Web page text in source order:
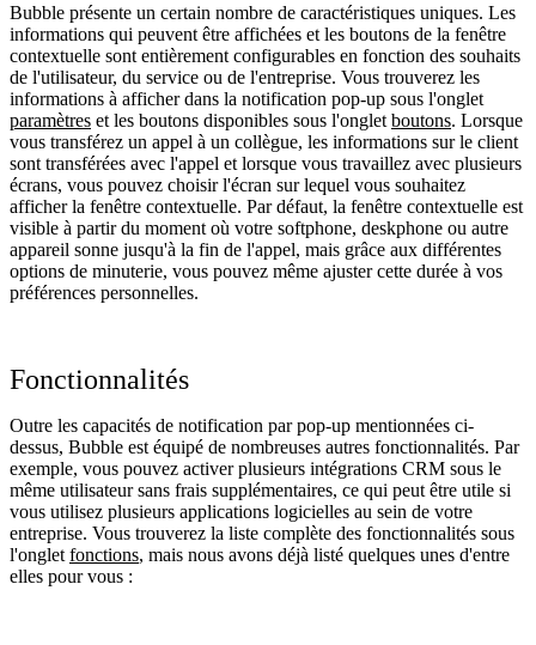
Bubble présente un certain nombre de caractéristiques uniques. Les
informations qui peuvent être affichées et les boutons de la fenêtre
contextuelle sont entièrement configurables en fonction des souhaits
de l'utilisateur, du service ou de l'entreprise. Vous trouverez les
informations à afficher dans la notification pop-up sous l'onglet
paramètres et les boutons disponibles sous l'onglet boutons. Lorsque
vous transférez un appel à un collègue, les informations sur le client
sont transférées avec l'appel et lorsque vous travaillez avec plusieurs
écrans, vous pouvez choisir l'écran sur lequel vous souhaitez
afficher la fenêtre contextuelle. Par défaut, la fenêtre contextuelle est
visible à partir du moment où votre softphone, deskphone ou autre
appareil sonne jusqu'à la fin de l'appel, mais grâce aux différentes
options de minuterie, vous pouvez même ajuster cette durée à vos
préférences personnelles.
Fonctionnalités
Outre les capacités de notification par pop-up mentionnées ci-
dessus, Bubble est équipé de nombreuses autres fonctionnalités. Par
exemple, vous pouvez activer plusieurs intégrations CRM sous le
même utilisateur sans frais supplémentaires, ce qui peut être utile si
vous utilisez plusieurs applications logicielles au sein de votre
entreprise. Vous trouverez la liste complète des fonctionnalités sous
l'onglet fonctions, mais nous avons déjà listé quelques unes d'entre
elles pour vous :